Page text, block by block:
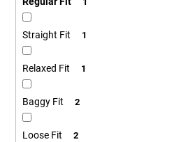
Straight Fit 1
Relaxed Fit 1
Baggy Fit 2
Loose Fit 2